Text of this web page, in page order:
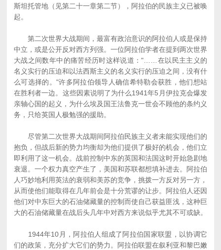
斯坦托管地（见第二十一章第二节），阿拉伯的民族主义已被唤
起。
第二次世界大战期间，最富有政治意识的阿拉伯人或是保持
中立，或是公开反对西方列强。一位阿拉伯学者在提到两次世界
大战之间数年中的痛苦经历时这样说道："……在以民主主义的
名义实行的压迫和以法西斯主义的名义实行的压迫之间，没有什
么可选择的。"许多阿拉伯领导人确信希特勒会获胜，他们想站
在胜利者一边。这些因素说明了为什么1941年5月伊拉克会爆发
亲轴心国的起义，为什么埃及国王法鲁克一世会不顾他的条约义
务，只给英国人极勉强的援助。
尽管第二次世界大战期间阿拉伯民族主义者未能实现他们的
抱负，但战后新的势力均衡却为他们提供了极好的机会，他们立
即利用了这一机会。战前控制中东的英国和法国这时开始急剧地
衰退。一个权力真空产生了，美国和苏联都想填补进去。阿拉伯
人巧妙地利用英法的衰弱和美苏的竞争，挑拨一方反对另一方，
从而使他们能取得在几年前会是十分荒谬的让步。阿拉伯人还因
他们对中东巨大的石油储藏量的控制而使自己获益匪浅，这种巨
大的石油储藏量在战后头几年中对西方来说似乎尤其不可或缺。
1944年10月，阿拉伯人组成了阿拉伯国家联盟，以协调它
们的政策，充分扩大它们的势力。阿拉伯联盟在叙利亚和黎巴嫩